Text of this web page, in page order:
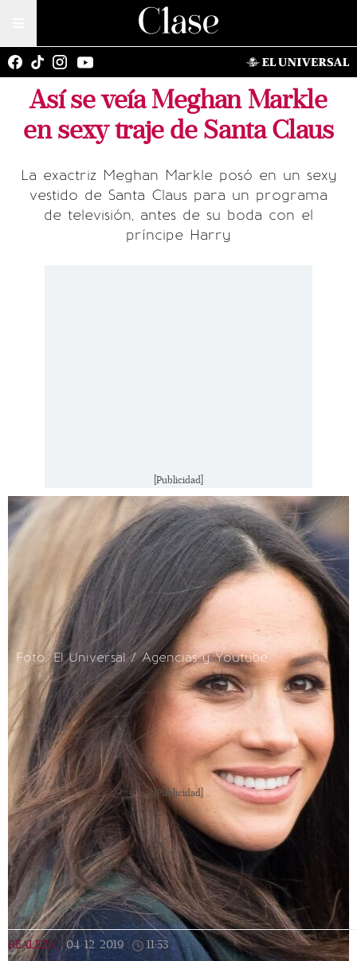
Así se veía Meghan Markle
en sexy traje de Santa Claus
La exactriz Meghan Markle posó en un sexy
vestido de Santa Claus para un programa
de televisión, antes de su boda con el
príncipe Harry
[Publicidad]
Foto: El Universal / Agencias y Youtube
[Publicidad]
REALEZA | 04/12/2019 11:53